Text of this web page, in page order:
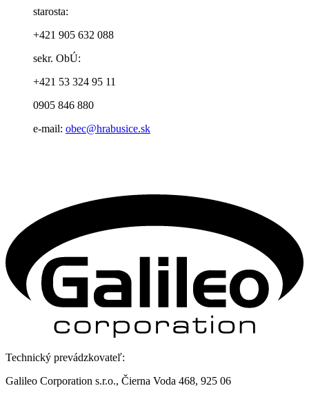
starosta:
+421 905 632 088
sekr. ObÚ:
+421 53 324 95 11
0905 846 880
e-mail: obec@hrabusice.sk
Technický prevádzkovateľ:
Galileo Corporation s.r.o., Čierna Voda 468, 925 06